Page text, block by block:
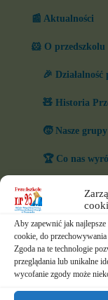
Aby zapewnić jak
cookie, do
Zgoda na te technologie
przeglądania lub unikalne
wycofanie zgody może
📰 Aktualności
🐹 O przedszkolu
🎉 Działalność
🧸 Historia
🧒 Nasze grupy
🏆 Co nas
🎨 W naszym
⏲️ Ramowy
📃 Dokumenty
⛪ Historia